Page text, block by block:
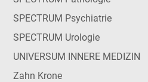
SPECTRUM Psychiatrie
SPECTRUM Urologie
UNIVERSUM INNERE MEDIZIN
Zahn Krone